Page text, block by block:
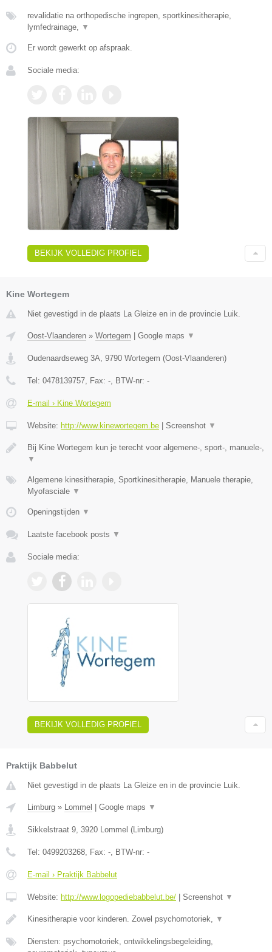
revalidatie na orthopedische ingrepen, sportkinesitherapie,
lymfedrainage,
▼
Er wordt gewerkt op afspraak.
Sociale media:
BEKIJK VOLLEDIG PROFIEL
Kine Wortegem
Niet gevestigd in de plaats La Gleize en in de provincie Luik.
Oost-Vlaanderen » Wortegem Google maps ▼
Oudenaardseweg 3A, 9790 Wortegem (Oost-Vlaanderen)
Tel: 0478139757, Fax: -, BTW-nr: -
E-mail › Kine Wortegem
Website: http://www.kinewortegem.be Screenshot ▼
Bij Kine Wortegem kun je terecht voor algemene-, sport-, manuele-,
▼
Algemene kinesitherapie, Sportkinesitherapie, Manuele therapie,
Myofasciale ▼
Openingstijden ▼
Laatste facebook posts ▼
Sociale media:
BEKIJK VOLLEDIG PROFIEL
Praktijk Babbelut
Niet gevestigd in de plaats La Gleize en in de provincie Luik.
Limburg » Lommel Google maps ▼
Sikkelstraat 9 3920 Lommel ( Limburg)
Tel: 0499203268 , Fax: - , BTW-nr: -
E-mail › Praktijk Babbelut
Website: http://www.logopediebabbelut.be/ Screenshot ▼
Kinesitherapie voor kinderen. Zowel psychomotoriek, ▼
Diensten: psychomotoriek, ontwikkelingsbegeleiding,